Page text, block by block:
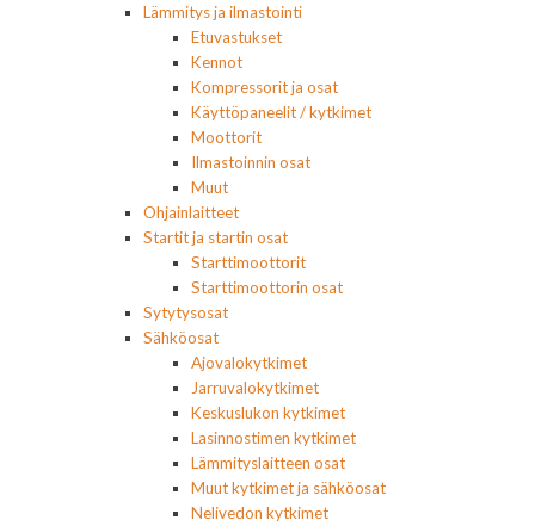
Lämmitys ja ilmastointi
Etuvastukset
Kennot
Kompressorit ja osat
Käyttöpaneelit / kytkimet
Moottorit
Ilmastoinnin osat
Muut
Ohjainlaitteet
Startit ja startin osat
Starttimoottorit
Starttimoottorin osat
Sytytysosat
Sähköosat
Ajovalokytkimet
Jarruvalokytkimet
Keskuslukon kytkimet
Lasinnostimen kytkimet
Lämmityslaitteen osat
Muut kytkimet ja sähköosat
Nelivedon kytkimet